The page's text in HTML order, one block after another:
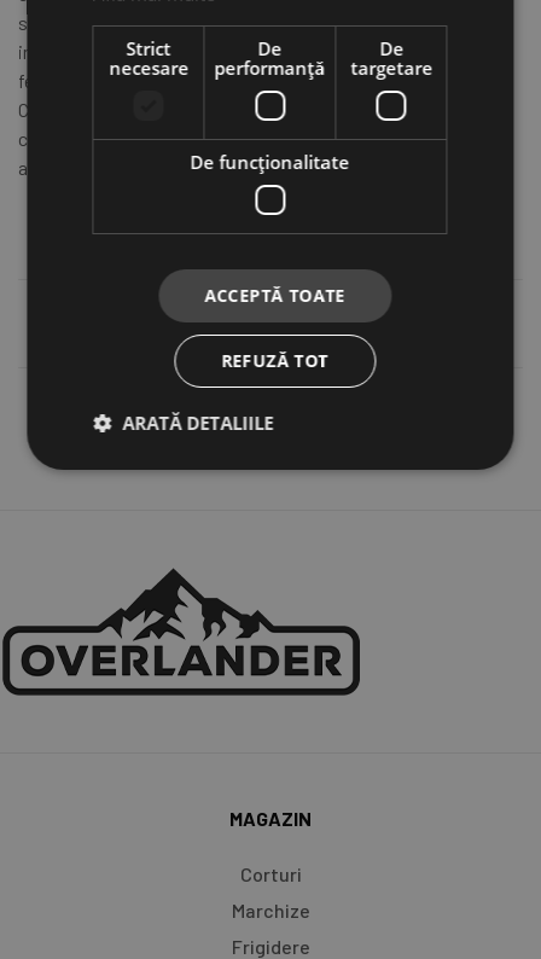
suplimentară cortului tău. Materialul rezistent,
impermeabilitatea ridicată, husa exterioară durabilă și
fermoarul de calitate înaltă asigură un produs fiabil și durabil.
Cu această anexă, vei beneficia de un spațiu adițional
confortabil și protejat pentru a-ți satisface nevoile în timpul
activităților de camping și de călătorie.
ATENTIE! Pe masina din fotografii este montat un
Informații suplimentare
Recenzii (0)
MAGAZIN
Corturi
Marchize
Frigidere
Strict
necesare
De
performanță
De
targetare
De funcţionalitate
ACCEPTĂ TOATE
REFUZĂ TOT
ARATĂ DETALIILE